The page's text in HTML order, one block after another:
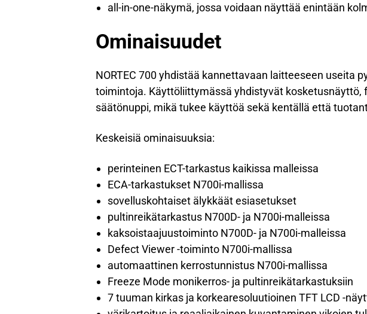
all-in-one-näkymä, jossa voidaan näyttää enintään
Ominaisuudet
NORTEC 700 yhdistää kannettavaan laitteeseen useita
toimintoja. Käyttöliittymässä yhdistyvät kosketusnäyttö,
säätönuppi, mikä tukee käyttöä sekä kentällä että
Keskeisiä ominaisuuksia:
perinteinen ECT-tarkastus kaikissa malleissa
ECA-tarkastukset N700i-mallissa
sovelluskohtaiset älykkäät esiasetukset
pultinreikätarkastus N700D- ja N700i-malleissa
kaksoistaajuustoiminto N700D- ja N700i-malleissa
Defect Viewer -toiminto N700i-mallissa
automaattinen kerrostunnistus N700i-mallissa
Freeze Mode monikerros- ja pultinreikätarkastuksiin
7 tuuman kirkas ja korkearesoluutioinen TFT LCD -